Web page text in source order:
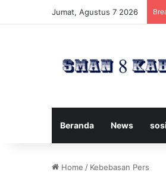
Jumat, Agustus 7 2026
Beranda News
Home / Kebebasan Pers